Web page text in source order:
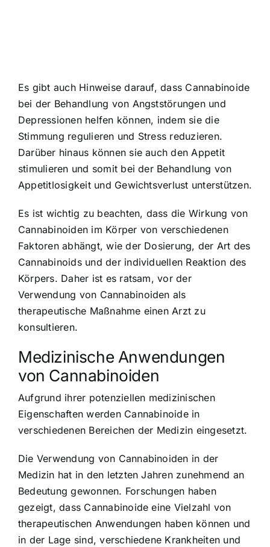
Es gibt auch Hinweise darauf, dass Cannabinoide
bei der Behandlung von Angststörungen und
Depressionen helfen können, indem sie die
Stimmung regulieren und Stress reduzieren.
Darüber hinaus können sie auch den Appetit
stimulieren und somit bei der Behandlung von
Appetitlosigkeit und Gewichtsverlust unterstützen.
Es ist wichtig zu beachten, dass die Wirkung von
Cannabinoiden im Körper von verschiedenen
Faktoren abhängt, wie der Dosierung, der Art des
Cannabinoids und der individuellen Reaktion des
Körpers. Daher ist es ratsam, vor der
Verwendung von Cannabinoiden als
therapeutische Maßnahme einen Arzt zu
konsultieren.
Medizinische Anwendungen
von Cannabinoiden
Aufgrund ihrer potenziellen medizinischen
Eigenschaften werden Cannabinoide in
verschiedenen Bereichen der Medizin eingesetzt.
Die Verwendung von Cannabinoiden in der
Medizin hat in den letzten Jahren zunehmend an
Bedeutung gewonnen. Forschungen haben
gezeigt, dass Cannabinoide eine Vielzahl von
therapeutischen Anwendungen haben können und
in der Lage sind, verschiedene Krankheiten und